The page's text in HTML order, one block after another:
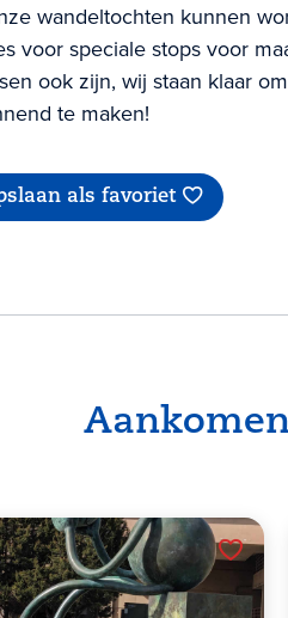
wandeltochten kunnen
voor speciale stops voor
ook zijn, wij staan klaar
te maken!
als favoriet